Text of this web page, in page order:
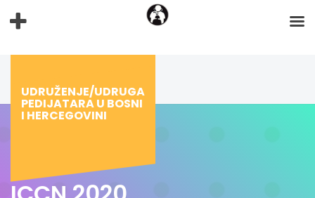
na
UDRUŽENJE/UDRUGA
PEDIJATARA U BOSNI
I HERCEGOVINI